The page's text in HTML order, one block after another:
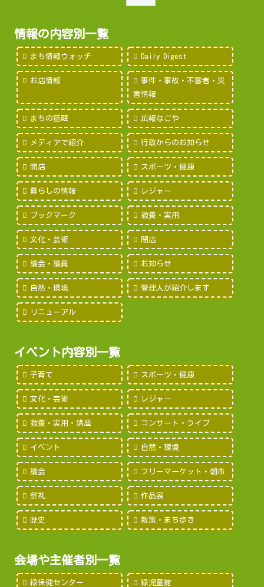
情報の内容別一覧
まち情報ウォッチ Daily Digest
お店情報
事件・事故・不審者・災
害情報
まちの話題 広報なごや
メディアで紹介 行政からのお知らせ
開店 スポーツ・健康
暮らしの情報 レジャー
ブックマーク 教養・実用
文化・芸術 閉店
議会・議員 お知らせ
自然・環境 管理人が紹介します
リニューアル
イベント内容別一覧
子育て スポーツ・健康
文化・芸術 レジャー
教養・実用・講座 コンサート・ライブ
イベント 自然・環境
議会 フリーマーケット・朝市
祭礼 作品展
歴史 散策・まち歩き
会場や主催者別一覧
緑保健センター 緑児童館